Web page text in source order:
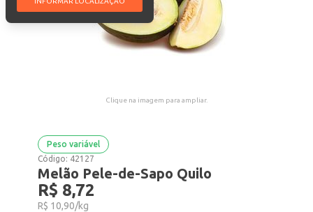
Clique na imagem para ampliar.
Peso variável
Código: 42127
Melão Pele-de-Sapo Quilo
R$ 8,72
R$ 10,90/kg